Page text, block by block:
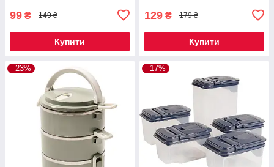
99 ₴ 149 ₴
Купити
129 ₴ 179 ₴
Купити
–23% –17%